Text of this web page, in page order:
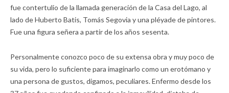
fue contertulio de la llamada generación de la Casa del Lago, al
lado de Huberto Batis, Tomás Segovia y una pléyade de pintores.
Fue una figura señera a partir de los años sesenta.
Personalmente conozco poco de su extensa obra y muy poco de
su vida, pero lo suficiente para imaginarlo como un erotómano y
una persona de gustos, digamos, peculiares. Enfermo desde los